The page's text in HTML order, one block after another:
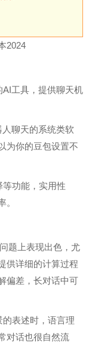
工具，提供聊天机
聊天的系统类软
为你的豆包设置不
功能，实用性
。
题上表现出色，尤
供详细的计算过程
偏差，长对话中可
表述时，语言理
对话也很自然流